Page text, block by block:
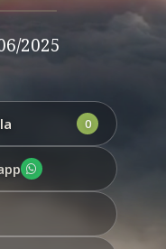
2025
0